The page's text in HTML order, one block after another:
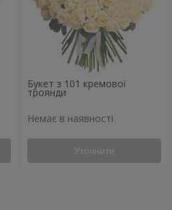
Букет з 101 кремової
троянди
Немає в наявності
Уточнити